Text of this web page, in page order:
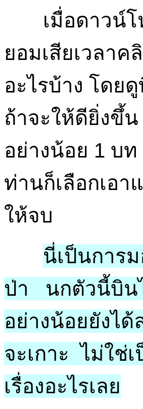
เมื่อดาวน์โห
ยอมเสียเวลาค
อะไรบ้าง โดย
ถ้าจะให้ดียิ่งขึ้น
อย่างน้อย 1 บ
ท่านก็เลือกเอ
ให้จบ
นี่เป็นการ
ป่า นกตัวนี้บินไ
อย่างน้อยยังไ
จะเกาะ ไม่ใช่
เรื่องอะไรเลย